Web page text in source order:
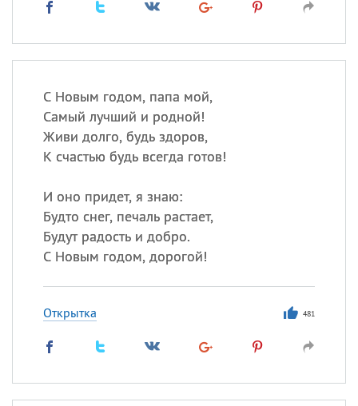
С Новым годом, папа мой,
Самый лучший и родной!
Живи долго, будь здоров,
К счастью будь всегда готов!
И оно придет, я знаю:
Будто снег, печаль растает,
Будут радость и добро.
С Новым годом, дорогой!
Открытка 481